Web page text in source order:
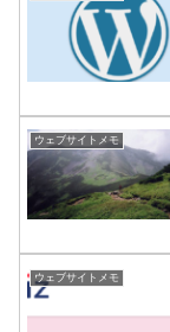
ウェブサイトメモ
ウェブサイトメモ